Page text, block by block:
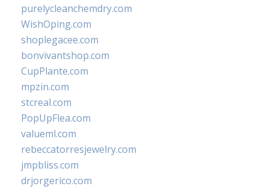
purelycleanchemdry.com
WishOping.com
shoplegacee.com
bonvivantshop.com
CupPlante.com
mpzin.com
stcreal.com
PopUpFlea.com
valueml.com
rebeccatorresjewelry.com
jmpbliss.com
drjorgerico.com